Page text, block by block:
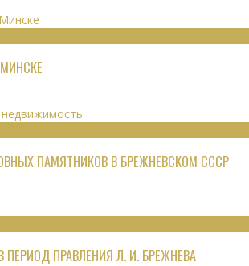
ПАМЯТНИКОВ В БРЕЖНЕВСКОМ СССР
ПРАВЛЕНИЯ Л. И. БРЕЖНЕВА